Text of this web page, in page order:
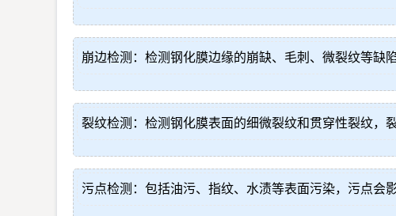
崩边检测：检测钢化膜边缘的崩缺、毛刺、微裂纹等缺
裂纹检测：检测钢化膜表面的细微裂纹和贯穿性裂纹，
污点检测：包括油污、指纹、水渍等表面污染，污点会